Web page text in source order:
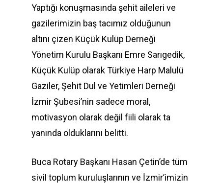
Yaptığı konuşmasında şehit aileleri ve
gazilerimizin baş tacımız olduğunun
altını çizen Küçük Kulüp Derneği
Yönetim Kurulu Başkanı Emre Sarıgedik,
Küçük Kulüp olarak Türkiye Harp Malulü
Gaziler, Şehit Dul ve Yetimleri Derneği
İzmir Şubesi’nin sadece moral,
motivasyon olarak değil fiili olarak ta
yanında olduklarını belitti.
Buca Rotary Başkanı Hasan Çetin’de tüm
sivil toplum kuruluşlarının ve İzmir’imizin